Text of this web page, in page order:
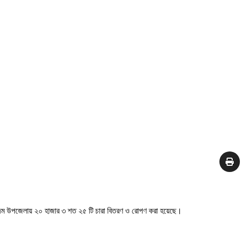
উপজেলায় ২০ হাজার ৩ শত ২৫ টি চারা বিতরণ ও রোপণ করা হয়েছে।